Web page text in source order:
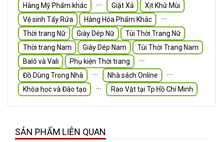
Hàng Mỹ Phẩm khác
∙∙∙ Giặt Xả
Xịt Khử Mùi
Vệ sinh Tẩy Rửa
Hàng Hóa Phẩm Khác
∙∙∙
Thời trang Nữ
Giày Dép Nữ
Túi Thời Trang Nữ
Thời trang Nam
Giày Dép Nam
Túi Thời Trang Nam
Balô và Vali
Phụ kiện Thời trang
∙∙∙
Đồ Dùng Trong Nhà
∙∙∙ Nhà sách Online
∙∙∙
Khóa học và Đào tạo
∙∙∙ Rao Vặt tại Tp.Hồ Chí Minh
SẢN PHẨM LIÊN QUAN